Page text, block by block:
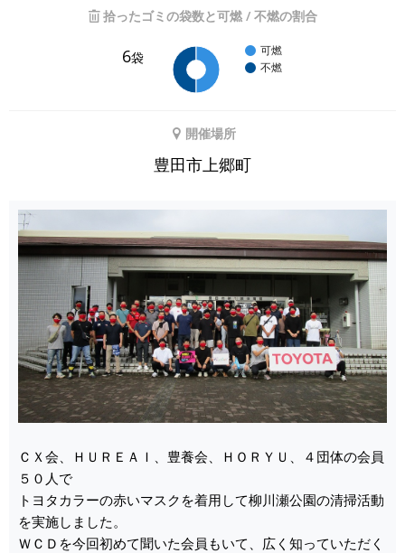
拾ったゴミの袋数と可燃 / 不燃の割合
6袋
可燃
不燃
開催場所
豊田市上郷町
ＣＸ会、ＨＵＲＥＡＩ、豊養会、ＨＯＲＹＵ、４団体の会員
５０人で
トヨタカラーの赤いマスクを着用して柳川瀬公園の清掃活動
を実施しました。
ＷＣＤを今回初めて聞いた会員もいて、広く知っていただく